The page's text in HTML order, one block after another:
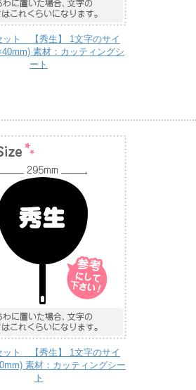
ット 【秀生】 1文字のサイ
素材：カッティングシ
ート
ット 【秀生】 1文字のサイ
素材：カッティングシー
ト